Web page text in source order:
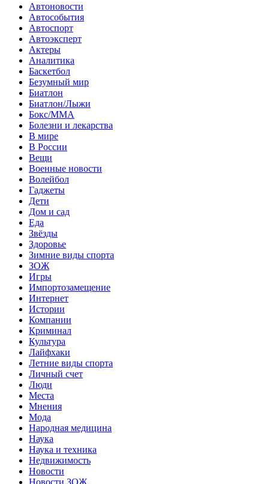
Автоновости
Автособытия
Автоспорт
Автоэксперт
Актеры
Аналитика
Баскетбол
Безумный мир
Биатлон
Биатлон/Лыжи
Бокс/MMA
Болезни и лекарства
В мире
В России
Вещи
Военные новости
Волейбол
Гаджеты
Дети
Дом и сад
Еда
Звёзды
Здоровье
Зимние виды спорта
ЗОЖ
Игры
Импортозамещение
Интернет
Истории
Компании
Криминал
Культура
Лайфхаки
Летние виды спорта
Личный счет
Люди
Места
Мнения
Мода
Народная медицина
Наука
Наука и техника
Недвижимость
Новости
Новости ЗОЖ